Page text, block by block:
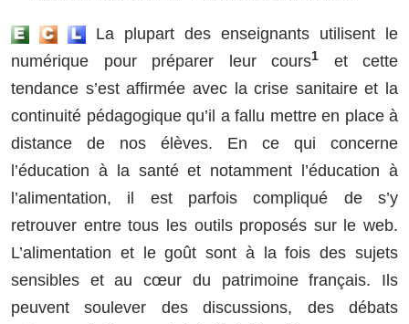
La plupart des enseignants utilisent le
numérique pour préparer leur cours1
et cette
tendance s’est affirmée avec la crise sanitaire et la
continuité pédagogique qu’il a fallu mettre en place à
distance de nos élèves. En ce qui concerne
l’éducation à la santé et notamment l’éducation à
l’alimentation, il est parfois compliqué de s’y
retrouver entre tous les outils proposés sur le web.
L’alimentation et le goût sont à la fois des sujets
sensibles et au cœur du patrimoine français. Ils
peuvent soulever des discussions, des débats